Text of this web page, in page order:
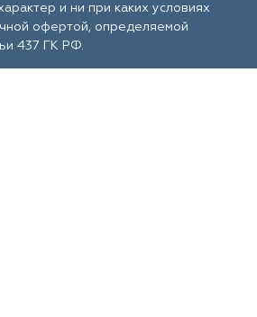
и ни при каких условиях
офертой, определяемой
437 ГК РФ.